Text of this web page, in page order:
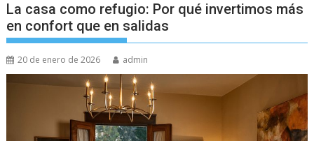
La casa como refugio: Por qué invertimos más
en confort que en salidas
20 de enero de 2026 admin